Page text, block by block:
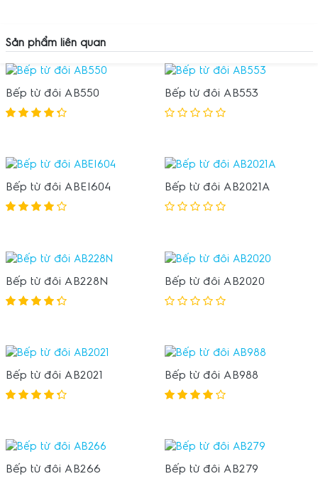
Sản phẩm liên quan
Bếp từ đôi AB550 Bếp từ đôi AB553
Bếp từ đôi ABEI604 Bếp từ đôi AB2021A
Bếp từ đôi AB228N Bếp từ đôi AB2020
Bếp từ đôi AB2021 Bếp từ đôi AB988
Bếp từ đôi AB266 Bếp từ đôi AB279